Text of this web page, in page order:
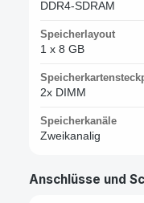
DDR4-SDRAM
Speicherlayout
1 x 8 GB
2x DIMM
Speicherkanäle
Zweikanalig
Anschlüsse und